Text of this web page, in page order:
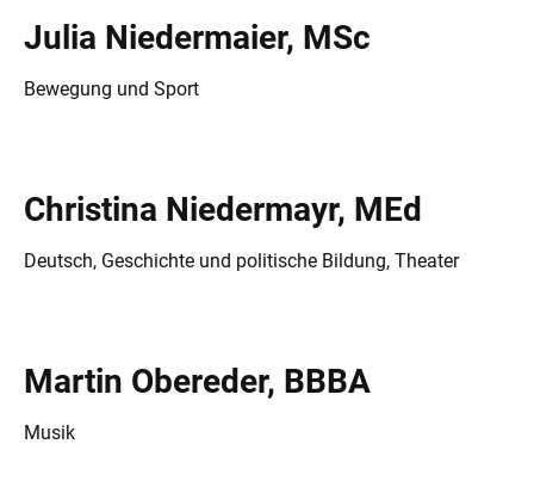
Julia Niedermaier, MSc
Bewegung und Sport
Christina Niedermayr, MEd
Deutsch, Geschichte und politische Bildung, Theater
Martin Obereder, BBBA
Musik